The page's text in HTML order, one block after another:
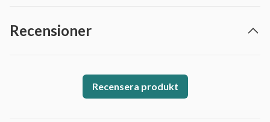
Recensioner
Recensera produkt